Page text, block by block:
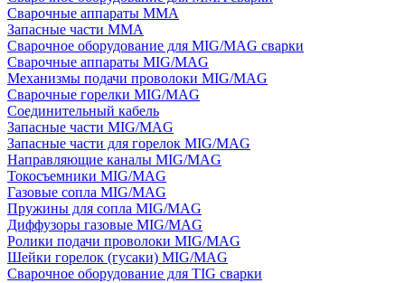
Сварочные аппараты MMA
Запасные части MMA
Сварочное оборудование для MIG/MAG сварки
Сварочные аппараты MIG/MAG
Механизмы подачи проволоки MIG/MAG
Сварочные горелки MIG/MAG
Соединительный кабель
Запасные части MIG/MAG
Запасные части для горелок MIG/MAG
Направляющие каналы MIG/MAG
Токосъемники MIG/MAG
Газовые сопла MIG/MAG
Пружины для сопла MIG/MAG
Диффузоры газовые MIG/MAG
Ролики подачи проволоки MIG/MAG
Шейки горелок (гусаки) MIG/MAG
Сварочное оборудование для TIG сварки